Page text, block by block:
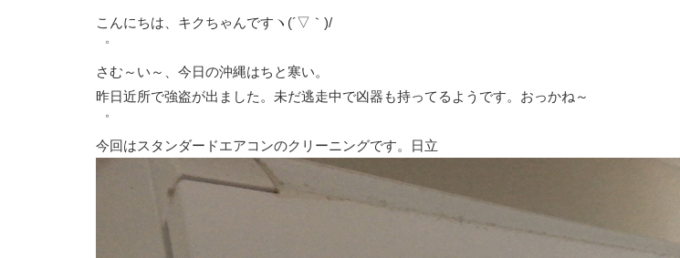
こんにちは、キクちゃんですヽ(´▽｀)/
゜
さむ～い～、今日の沖縄はちと寒い。
昨日近所で強盗が出ました。未だ逃走中で凶器も持ってるようです。おっかね～
゜
今回はスタンダードエアコンのクリーニングです。日立